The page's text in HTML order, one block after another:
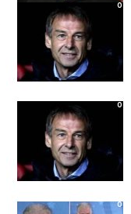
0
0
0